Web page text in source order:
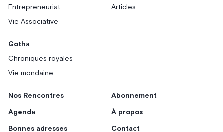
Entrepreneuriat
Vie Associative
Articles
Gotha
Chroniques royales
Vie mondaine
Nos Rencontres
Agenda
Bonnes adresses
Abonnement
À propos
Contact